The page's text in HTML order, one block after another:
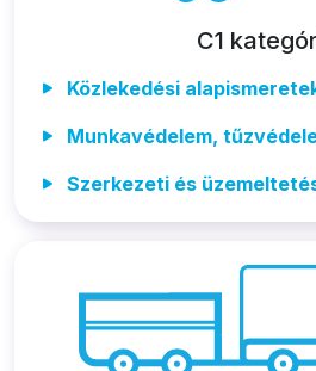
C1
Közlekedési
Munkavédelem,
Szerkezeti és